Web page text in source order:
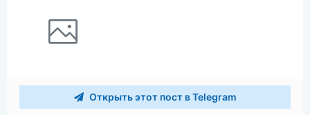
Открыть этот пост в Telegram